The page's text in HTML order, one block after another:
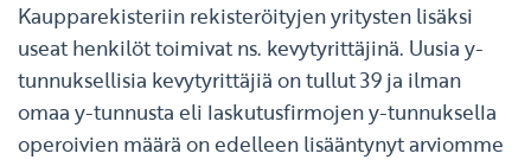
Kaupparekisteriin rekisteröityjen yritysten lisäksi
useat henkilöt toimivat ns. kevytyrittäjinä. Uusia y-
tunnuksellisia kevytyrittäjiä on tullut 39 ja ilman
omaa y-tunnusta eli laskutusfirmojen y-tunnuksella
operoivien määrä on edelleen lisääntynyt arviomme